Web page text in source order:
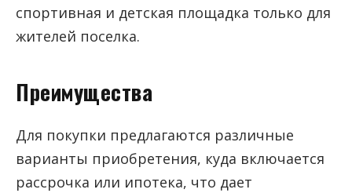
спортивная и детская площадка только для
жителей поселка.
Преимущества
Для покупки предлагаются различные
варианты приобретения, куда включается
рассрочка или ипотека, что дает